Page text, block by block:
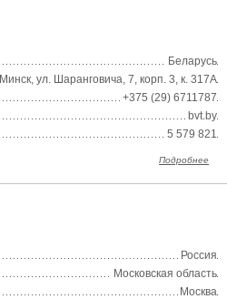
Беларусь
Минск, ул. Шаранговича, 7, корп. 3, к. 317А
+375 (29) 6711787
bvt.by
5 579 821
Подробнее
Россия
Московская область
Москва